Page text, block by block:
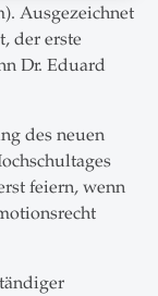
Ausgezeichnet
der erste
Dr. Eduard
des neuen
feiern, wenn